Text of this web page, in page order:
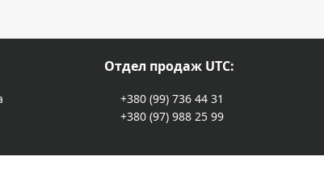
Отдел продаж UTC:
+380 (99) 736 44 31
+380 (97) 988 25 99